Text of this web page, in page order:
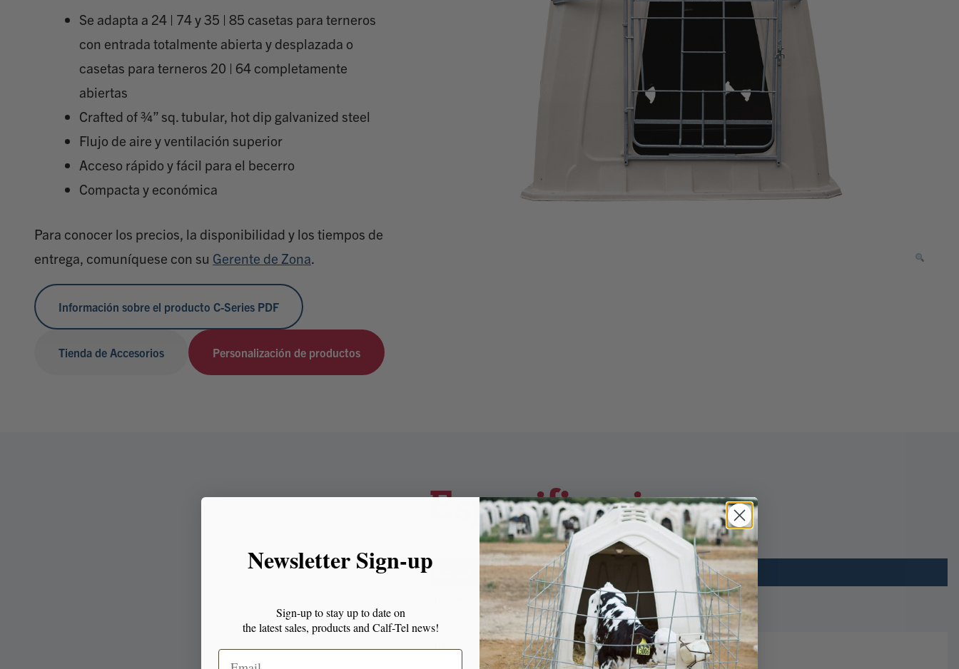
Se adapta a 24 | 74 y 35 | 85 casetas para terneros
con entrada totalmente abierta y desplazada o
casetas para terneros 20 | 64 completamente
abiertas
Crafted of ¾” sq. tubular, hot dip galvanized steel
Flujo de aire y ventilación superior
Acceso rápido y fácil para el becerro
Compacta y económica
Para conocer los precios, la disponibilidad y los tiempos de
entrega, comuníquese con su Gerente de Zona
Información sobre el producto C-Series PDF
Tienda de Accesorios Personalización de productos
Especificaciones
28.5″
72.39 cm
44″
111.76 cm
Newsletter Sign-up
Sign-up to stay up to date on
the latest sales, products and Calf-Tel news!